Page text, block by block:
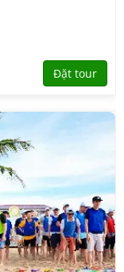
Đặt tour